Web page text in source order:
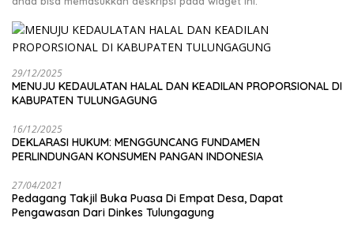
29/12/2025
MENUJU KEDAULATAN HALAL DAN KEADILAN PROPORSIONAL DI
KABUPATEN TULUNGAGUNG
16/12/2025
DEKLARASI HUKUM: MENGGUNCANG FUNDAMEN
PERLINDUNGAN KONSUMEN PANGAN INDONESIA
27/04/2021
Pedagang Takjil Buka Puasa Di Empat Desa, Dapat
Pengawasan Dari Dinkes Tulungagung